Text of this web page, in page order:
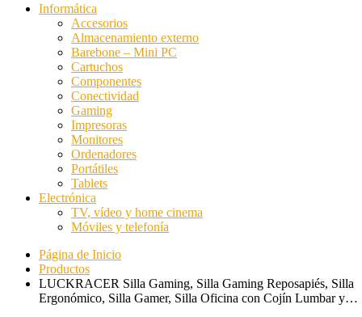
Informática
Accesorios
Almacenamiento externo
Barebone – Mini PC
Cartuchos
Componentes
Conectividad
Gaming
Impresoras
Monitores
Ordenadores
Portátiles
Tablets
Electrónica
TV, vídeo y home cinema
Móviles y telefonía
Página de Inicio
Productos
LUCKRACER Silla Gaming, Silla Gaming Reposapiés, Silla
Ergonómico, Silla Gamer, Silla Oficina con Cojín Lumbar y…